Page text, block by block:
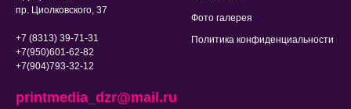
пр. Циолковского, 37
+7 (8313) 39-71-31
+7(950)601-62-82
+7(904)793-32-12
printmedia_dzr@mail.ru
Фото галерея
Политика конфиденциальности